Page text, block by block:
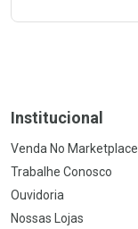
Institucional
Venda No Marketplace
Trabalhe Conosco
Ouvidoria
Nossas Lojas